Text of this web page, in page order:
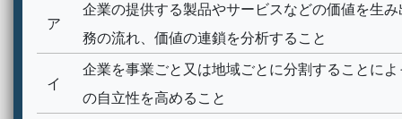
ア
企業の提供する製品やサービスなどの価値を生
務の流れ、価値の連鎖を分析すること
イ
企業を事業ごと又は地域ごとに分割することに
の自立性を高めること